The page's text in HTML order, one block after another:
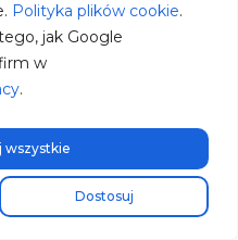
Polityka plików cookie.
jak Google
w
.
Dostosuj
wszystkie
w telefonie jest
(GPS) musi być
Android i
ekspresowa!